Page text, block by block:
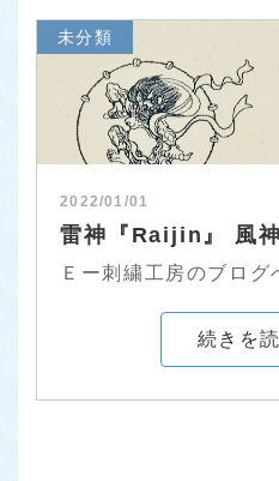
未分類
2022/01/01
雷神『Raijin』 風
Ｅー刺繍工房のブロ
続きを